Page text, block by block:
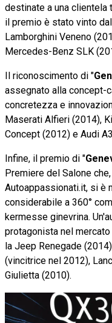
destinate a una
il premio è stato vinto
Lamborghini Veneno
Mercedes-Benz SLK
Il riconoscimento di "
assegnato alla concept-
concretezza e
Maserati Alfieri (2014),
Concept (2012) e Audi
Infine, il premio di "
Premiere del Salone
Autoappassionati.it, si è
considerabile a 360°
kermesse ginevrina.
protagonista nel
la Jeep Renegade
(vincitrice nel 2012),
Giulietta (2010).